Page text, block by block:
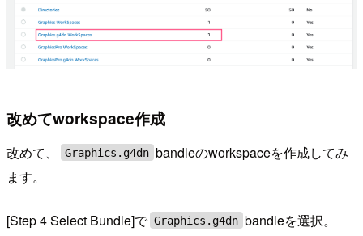
改めてworkspace作成
改めて、 Graphics.g4dn bandleのworkspaceを作成してみ
ます。
[Step 4 Select Bundle]で Graphics.g4dn bandleを選択。